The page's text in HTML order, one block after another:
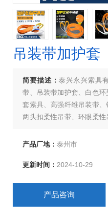
吊装带加护套
简要描述：泰兴永兴索具
带、吊装带加护套、白色
套索具、高强纤维吊装带、
两头扣柔性吊带、环眼柔
大系列，上百种产品，欢迎
产品厂地：泰州市
更新时间：2024-10-29
产品咨询